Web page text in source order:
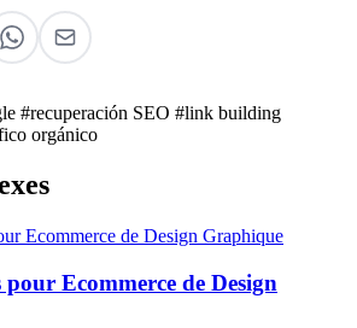
#recuperación SEO #link building
orgánico
Ecommerce de Design